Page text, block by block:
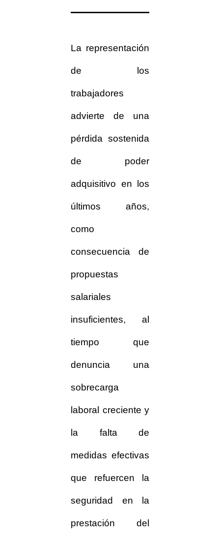
La representación
de los
trabajadores
advierte de una
pérdida sostenida
de poder
adquisitivo en los
últimos años,
como
consecuencia de
propuestas
salariales
insuficientes, al
tiempo que
denuncia una
sobrecarga
laboral creciente y
la falta de
medidas efectivas
que refuercen la
seguridad en la
prestación del